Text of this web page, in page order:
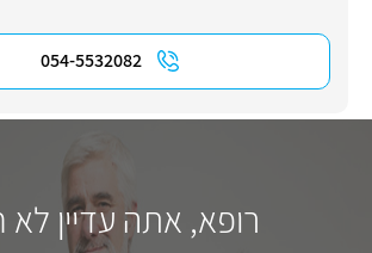
054-5532082
רופא, אתה עדיין